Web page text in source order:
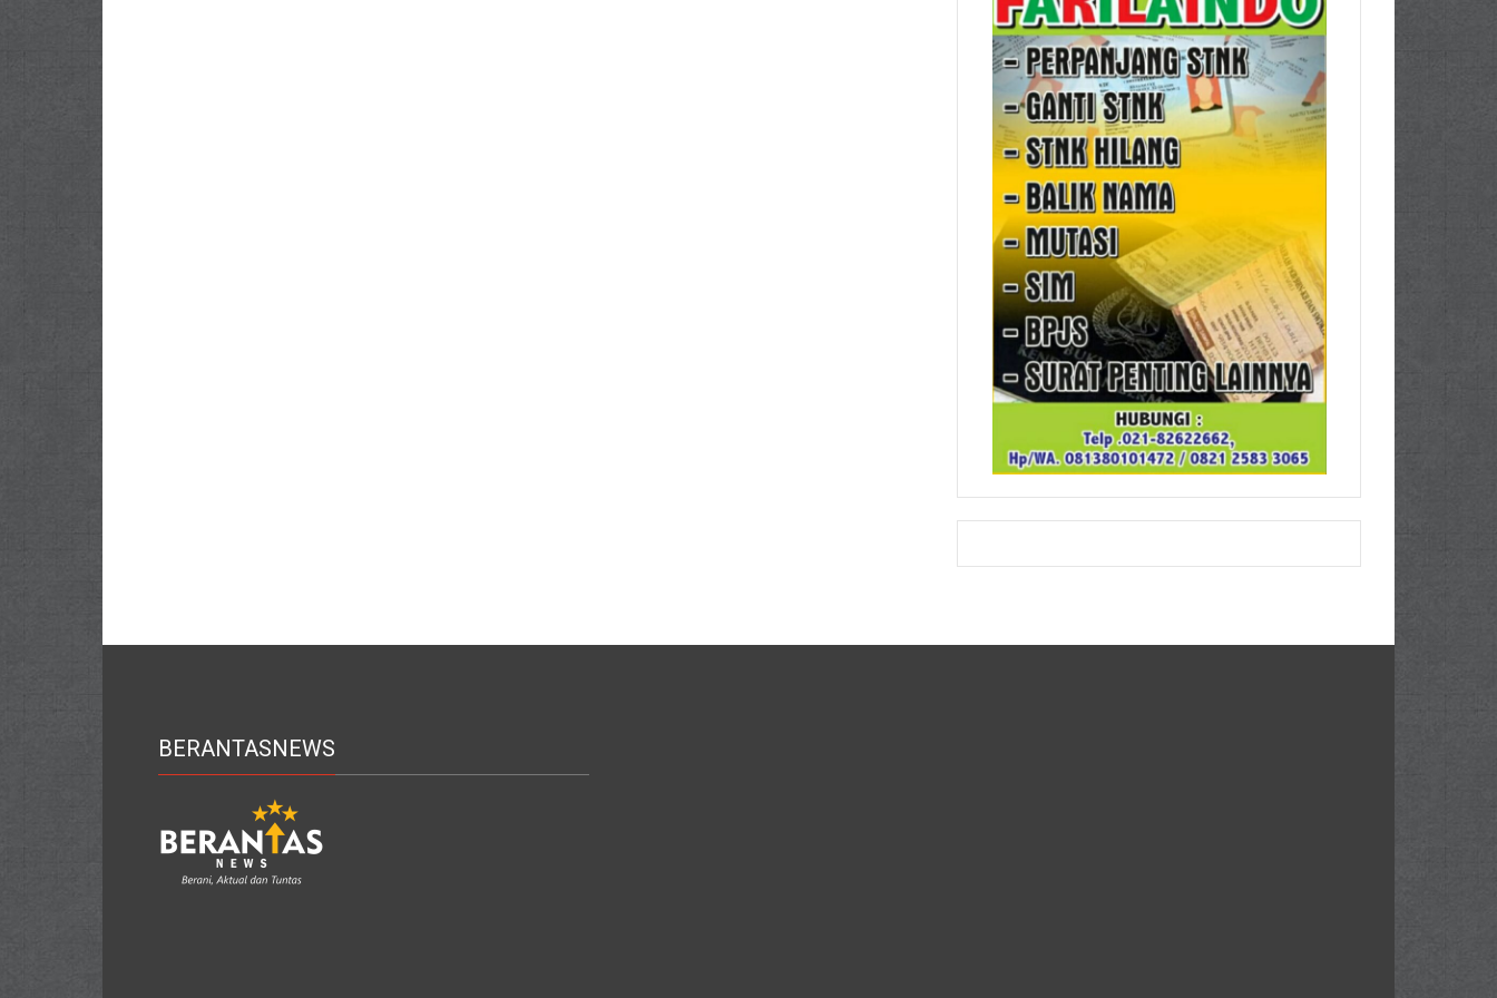
BERANTASNEWS